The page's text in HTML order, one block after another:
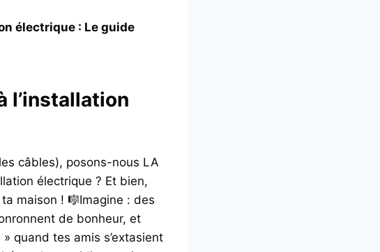
électrique : Le guide
l’installation
câbles), posons-nous LA
électrique ? Et bien,
maison ! 🎼Imagine : des
de bonheur, et
quand tes amis s’extasient